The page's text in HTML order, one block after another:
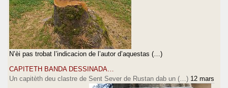
N’èi pas trobat l’indicacion de l’autor d’aquestas (…)
CAPITETH BANDA DESSINADA…
Un capitèth deu clastre de Sent Sever de Rustan dab un (…) 12 mars